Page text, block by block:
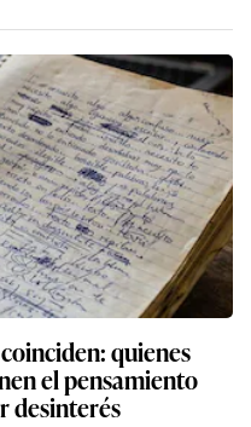
quienes
el pensamiento
desinterés